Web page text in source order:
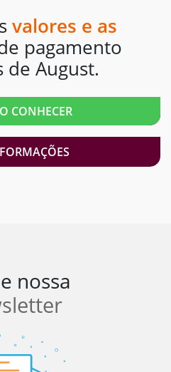
valores e as
pagamento
de August.
CONHECER
nossa